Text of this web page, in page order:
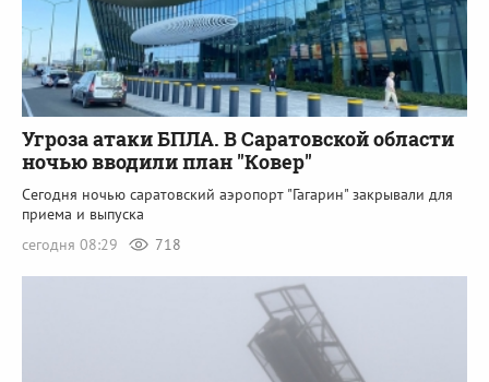
Угроза атаки БПЛА. В Саратовской области
ночью вводили план "Ковер"
Сегодня ночью саратовский аэропорт "Гагарин" закрывали для
приема и выпуска
сегодня 08:29
718